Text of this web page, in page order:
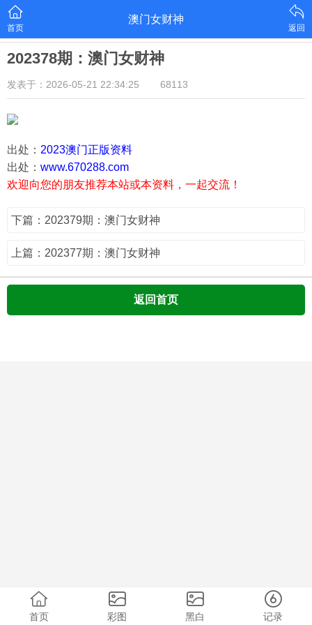
首页
澳门女财神
返回
202378期：澳门女财神
发表于：2026-05-21 22:34:25 68113
出处： 2023澳门正版资料
出处： www.670288.com
欢迎向您的朋友推荐本站或本资料，一起交流！
下篇：202379期：澳门女财神
上篇：202377期：澳门女财神
返回首页
首页 彩图 黑白 记录